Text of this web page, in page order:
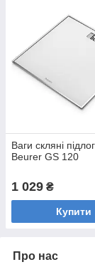
Ваги скляні
Beurer GS 120
1 029 ₴
Купити
Про нас